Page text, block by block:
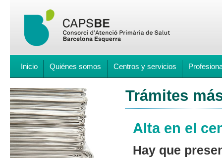
Inicio Quiénes somos Centros y servicios
Trámites
Alta en el
Hay que